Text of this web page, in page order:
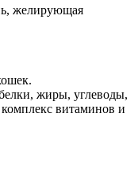
желирующая
жиры, углеводы,
витаминов и